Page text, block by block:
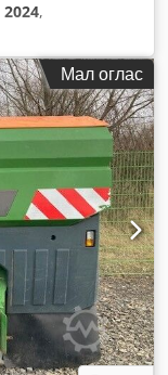
2024,
Мал оглас